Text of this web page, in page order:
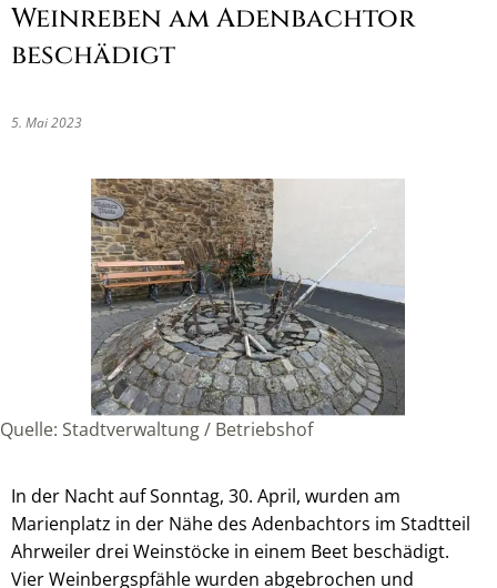
Weinreben am Adenbachtor
beschädigt
5. Mai 2023
Quelle: Stadtverwaltung / Betriebshof
In der Nacht auf Sonntag, 30. April, wurden am
Marienplatz in der Nähe des Adenbachtors im Stadtteil
Ahrweiler drei Weinstöcke in einem Beet beschädigt.
Vier Weinbergspfähle wurden abgebrochen und